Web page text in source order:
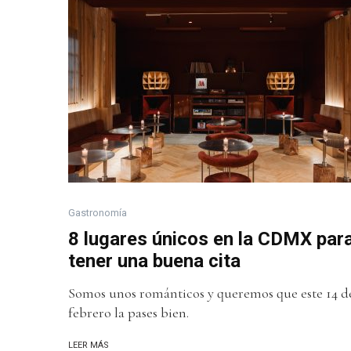
Gastronomía
8 lugares únicos en la CDMX
tener una buena cita
Somos unos románticos y queremos que este 14
febrero la pases bien.
LEER MÁS